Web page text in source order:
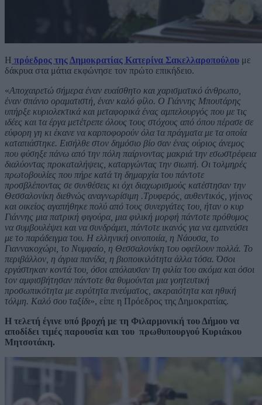
Η πρόεδρος της Δημοκρατίας Κατερίνα Σακελλαροπούλου με
δάκρυα στα μάτια εκφώνησε τον πρώτο επικήδειο.
«Αποχαιρετώ σήμερα έναν ευαίσθητο και χαρισματικό άνθρωπο,
έναν σπάνιο οραματιστή, έναν καλό φίλο. Ο Γιάννης Μπουτάρης
υπήρξε κυριολεκτικά και μεταφορικά ένας αμπελουργός που με τις
ιδέες και τα έργα μετέτρεπε όλους τους στόχους από όπου πέρασε σε
εύφορη γη κι έκανε να καρποφορούν όλα τα πράγματα με τα οποία
καταπιάστηκε. Εισήλθε στον δημόσιο βίο σαν ένας ούριος άνεμος
που φύσηξε πάνω από την πόλη παίρνοντας μακριά την εσωστρέφεια
διαλύοντας προκαταλήψεις, καταργώντας την σιωπή. Οι τολμηρές
πρωτοβουλίες που πήρε κατά τη δημαρχία του πάντοτε
προσβλέποντας σε συνθέσεις κι όχι διαχωρισμούς κατέστησαν την
Θεσσαλονίκη διεθνώς αναγνωρίσιμη .Τρυφερός, αυθεντικός, γήινος
και οικείος αγαπήθηκε πολύ από τους συνεργάτες του, ήταν ο κυρ
Γιάννης μια πατρική φιγούρα, μια φιλική μορφή πάντοτε πρόθυμος
να συμβουλέψει και να συνδράμει, πάντοτε ικανός για να εμπνεύσει
με το παράδειγμα του. Η ελληνική οινοποιία, η Νάουσα, το
Γιαννακοχώρι, το Νυμφαίο, η Θεσσαλονίκη του οφείλουν πολλά. Το
περιβάλλον, η άγρια πανίδα, η βιοποικιλότητα άλλα τόσα. Όσοι
εργάστηκαν κοντά του, όσοι απόλαυσαν τη φιλία του ακόμα και όσοι
τον αμφισβήτησαν πάντοτε θα θυμούνται μια γοητευτική
προσωπικότητα με ευρύτητα πνεύματος, ακεραιότητα και ηθική
τόλμη. Καλό σου ταξίδι», είπε η Πρόεδρος της Δημοκρατίας.
Η τελετή έγινε υπό βροχή με τη Φιλαρμονική του Δήμου να
αποδίδει τιμές παρουσία και του πρωθυπουργού Κυριάκου
Μητσοτάκη.